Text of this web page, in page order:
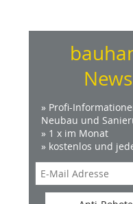
» Profi-
Neubau und
» 1 x im Monat
» kostenlos und